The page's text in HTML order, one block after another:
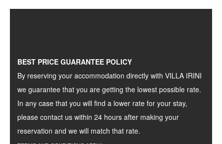
BEST PRICE GUARANTEE POLICY
By reserving your accommodation directly with VILLA IRINI
we guarantee that you are getting the lowest possible rate.
In any case that you will find a lower rate for your stay,
please contact us within 24 hours after making your
reservation and we will match that rate.